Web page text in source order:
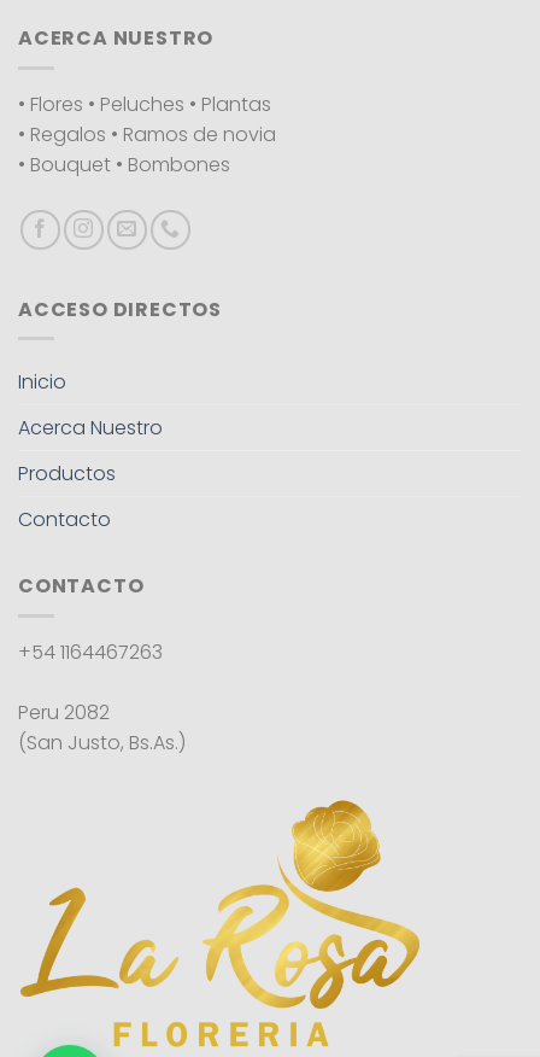
ACERCA NUESTRO
• Flores • Peluches • Plantas
• Regalos • Ramos de novia
• Bouquet • Bombones
ACCESO DIRECTOS
Inicio
Acerca Nuestro
Productos
Contacto
CONTACTO
+54 1164467263
Peru 2082
(San Justo, Bs.As.)